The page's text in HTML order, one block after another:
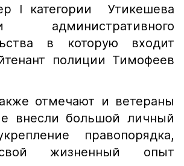
I категории Утикешева
в которую входит
полиции Тимофеев
отмечают и ветераны
внесли большой личный
правопорядка,
жизненный опыт